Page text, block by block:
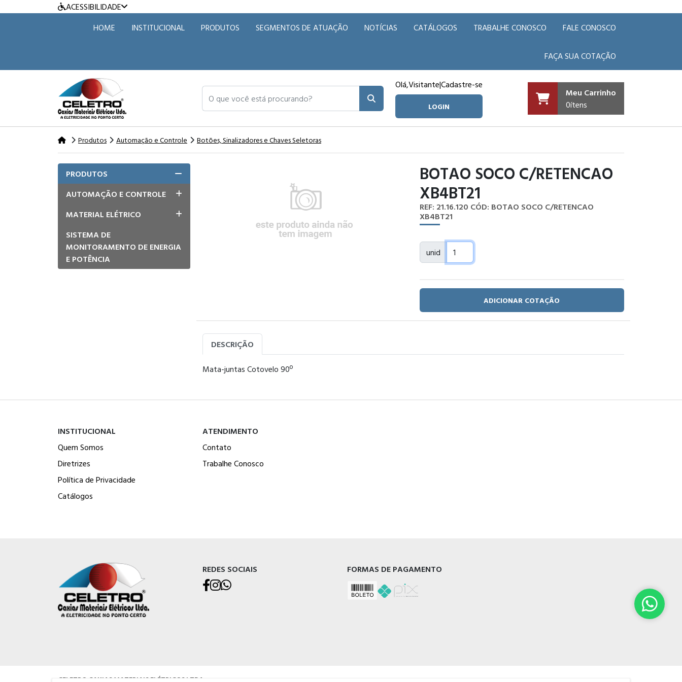
ACESSIBILIDADE
HOME
INSTITUCIONAL PRODUTOS SEGMENTOS DE ATUAÇÃO NOTÍCIAS CATÁLOGOS TRABALHE CONOSCO FALE CONOSCO
FAÇA SUA COTAÇÃO
O que você está procurando? Olá,Visitante|Cadastre-se
LOGIN
Meu Carrinho
0ítens
Produtos Automação e Controle Botões, Sinalizadores e Chaves Seletoras
PRODUTOS
AUTOMAÇÃO E CONTROLE
MATERIAL ELÉTRICO
SISTEMA DE
MONITORAMENTO DE ENERGIA
E POTÊNCIA
BOTAO SOCO C/RETENCAO
XB4BT21
REF: 21.16.120 CÓD: BOTAO SOCO C/RETENCAO
XB4BT21
unid
ADICIONAR COTAÇÃO
DESCRIÇÃO
Mata-juntas Cotovelo 90º
INSTITUCIONAL
Quem Somos
Diretrizes
Política de Privacidade
Catálogos
ATENDIMENTO
Contato
Trabalhe Conosco
REDES SOCIAIS FORMAS DE PAGAMENTO
CELETRO CAXIAS MATERIAIS ELÉTRICOS LTDA